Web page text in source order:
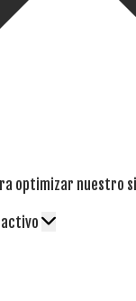
optimizar nuestro